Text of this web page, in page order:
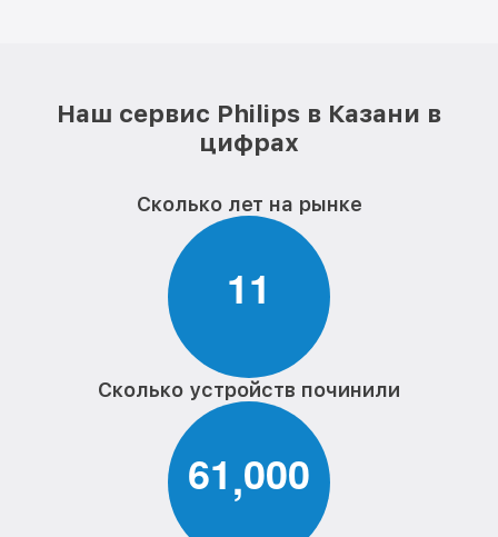
Наш сервис Philips в Казани в
цифрах
Сколько лет на рынке
11
Сколько устройств починили
61,000